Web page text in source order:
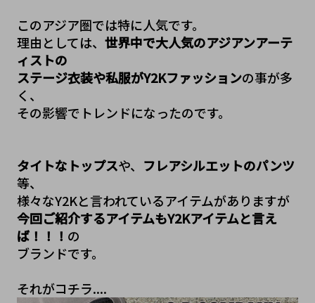
このアジア圏では特に人気です。
理由としては、 世界中で大人気のアジアンアーテ
ィストの
ステージ衣装や私服がY2Kファッションの事が多
く、
その影響でトレンドになったのです。
タイトなトップスや、 フレアシルエットのパンツ
等、
様々なY2Kと言われているアイテムがありますが
今回ご紹介するアイテムもY2Kアイテムと言え
ば！！！ の
ブランドです。